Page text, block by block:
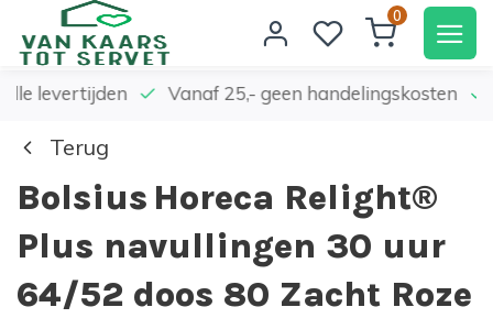
0
levertijden Vanaf 25,- geen handelingskosten
Terug
Bolsius Horeca Relight®
Plus navullingen 30 uur
64/52 doos 80 Zacht Roze